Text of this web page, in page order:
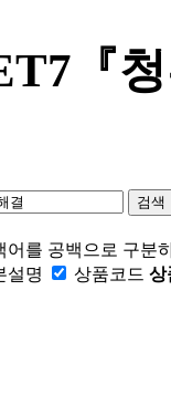
『
검색
를 공백으로 구분
설명 상품코드 상